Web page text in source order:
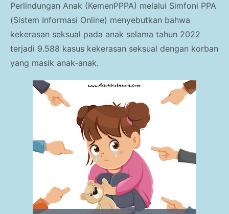
Haji dan Umroh
Kesehatan Anak
Perlindungan Anak (KemenPPPA) melalui Simfoni PPA
(Sistem Informasi Online) menyebutkan bahwa
kekerasan seksual pada anak selama tahun 2022
terjadi 9.588 kasus kekerasan seksual dengan korban
yang masik anak-anak.